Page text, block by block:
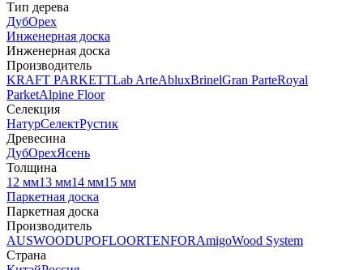
Тип дерева
ДубОрех
Инженерная доска
Инженерная доска
Производитель
KRAFT PARKETTLab ArteAbluxBrinelGran ParteRoyal
ParketAlpine Floor
Селекция
НатурСелектРустик
Древесина
ДубОрехЯсень
Толщина
12 мм13 мм14 мм15 мм
Паркетная доска
Паркетная доска
Производитель
AUSWOODUPOFLOORTENFORAmigoWood System
Страна